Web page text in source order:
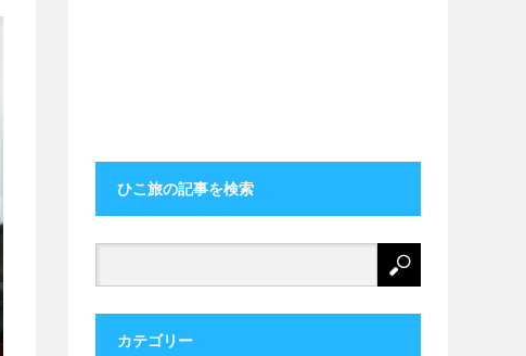
ひこ旅の記事を検索
カテゴリー